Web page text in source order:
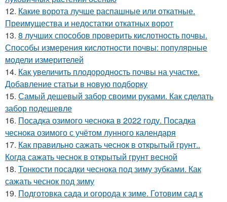
12. Какие ворота лучше распашные или откатные.
Преимущества и недостатки откатных ворот
13. 8 лучших способов проверить кислотность почвы.
Способы измерения кислотности почвы: популярные
модели измерителей
14. Как увеличить плодородность почвы на участке.
Добавление статьи в новую подборку
15. Самый дешевый забор своими руками. Как сделать
забор подешевле
16. Посадка озимого чеснока в 2022 году. Посадка
чеснока озимого с учётом лунного календаря
17. Как правильно сажать чеснок в открытый грунт..
Когда сажать чеснок в открытый грунт весной
18. Тонкости посадки чеснока под зиму зубками. Как
сажать чеснок под зиму
19. Подготовка сада и огорода к зиме. Готовим сад к